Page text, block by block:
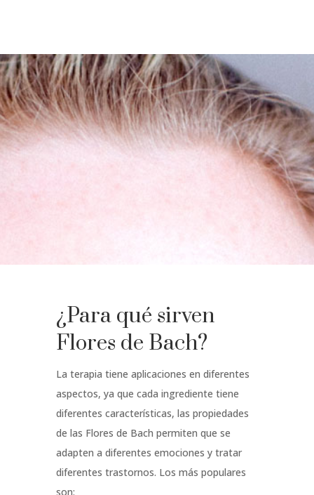
¿Para qué sirven
Flores de Bach?
La terapia tiene aplicaciones en diferentes
aspectos, ya que cada ingrediente tiene
diferentes características, las propiedades
de las Flores de Bach permiten que se
adapten a diferentes emociones y tratar
diferentes trastornos. Los más populares
son: